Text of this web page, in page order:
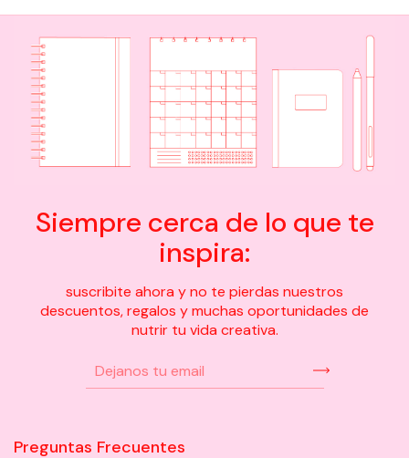
Siempre cerca de lo que te
inspira:
suscribite ahora y no te pierdas nuestros
descuentos, regalos y muchas oportunidades de
nutrir tu vida creativa.
Preguntas Frecuentes